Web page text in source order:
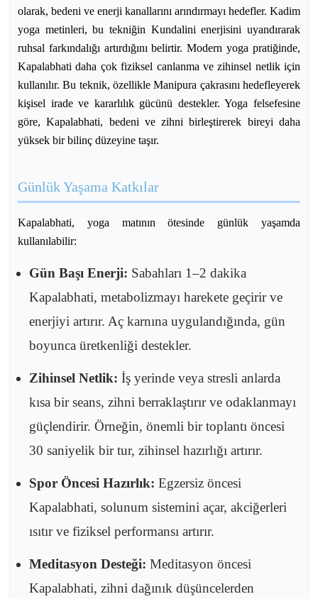
olarak, bedeni ve enerji kanallarını arındırmayı hedefler. Kadim
yoga metinleri, bu tekniğin Kundalini enerjisini uyandırarak
ruhsal farkındalığı artırdığını belirtir. Modern yoga pratiğinde,
Kapalabhati daha çok fiziksel canlanma ve zihinsel netlik için
kullanılır. Bu teknik, özellikle Manipura çakrasını hedefleyerek
kişisel irade ve kararlılık gücünü destekler. Yoga felsefesine
göre, Kapalabhati, bedeni ve zihni birleştirerek bireyi daha
yüksek bir bilinç düzeyine taşır.
Günlük Yaşama Katkılar
Kapalabhati, yoga matının ötesinde günlük yaşamda
kullanılabilir:
Gün Başı Enerji: Sabahları 1–2 dakika
Kapalabhati, metabolizmayı harekete geçirir ve
enerjiyi artırır. Aç karnına uygulandığında, gün
boyunca üretkenliği destekler.
Zihinsel Netlik: İş yerinde veya stresli anlarda
kısa bir seans, zihni berraklaştırır ve odaklanmayı
güçlendirir. Örneğin, önemli bir toplantı öncesi
30 saniyelik bir tur, zihinsel hazırlığı artırır.
Spor Öncesi Hazırlık: Egzersiz öncesi
Kapalabhati, solunum sistemini açar, akciğerleri
ısıtır ve fiziksel performansı artırır.
Meditasyon Desteği: Meditasyon öncesi
Kapalabhati, zihni dağınık düşüncelerden